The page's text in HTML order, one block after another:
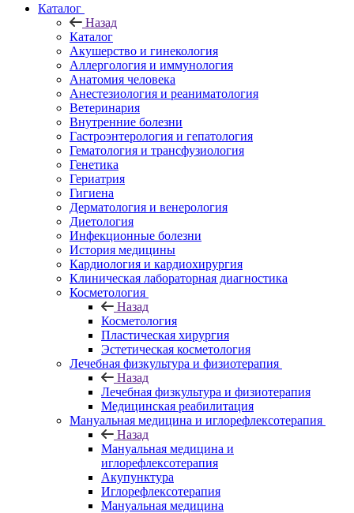
Каталог
Назад
Каталог
Акушерство и гинекология
Аллергология и иммунология
Анатомия человека
Анестезиология и реаниматология
Ветеринария
Внутренние болезни
Гастроэнтерология и гепатология
Гематология и трансфузиология
Генетика
Гериатрия
Гигиена
Дерматология и венерология
Диетология
Инфекционные болезни
История медицины
Кардиология и кардиохирургия
Клиническая лабораторная диагностика
Косметология
Назад
Косметология
Пластическая хирургия
Эстетическая косметология
Лечебная физкультура и физиотерапия
Назад
Лечебная физкультура и физиотерапия
Медицинская реабилитация
Мануальная медицина и иглорефлексотерапия
Назад
Мануальная медицина и
иглорефлексотерапия
Акупунктура
Иглорефлексотерапия
Мануальная медицина